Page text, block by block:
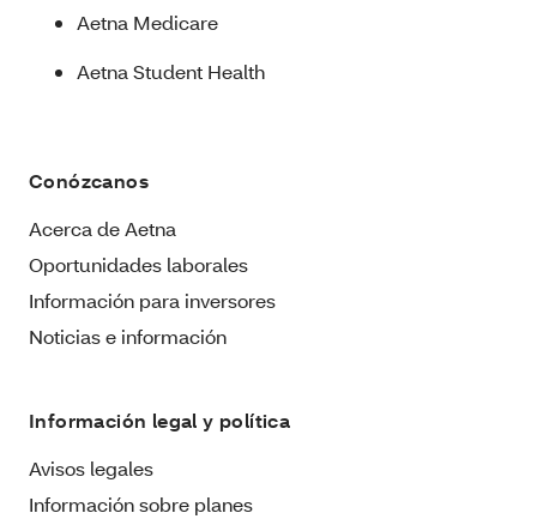
Aetna Medicare
Aetna Student Health
Conózcanos
Acerca de Aetna
Oportunidades laborales
Información para inversores
Noticias e información
Información legal y política
Avisos legales
Información sobre planes